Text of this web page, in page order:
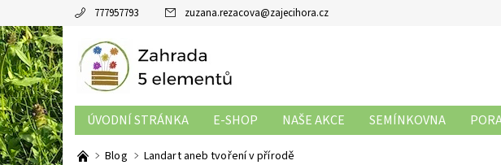
777957793 zuzana.rezacova@zajecihora.cz
ÚVODNÍ STRÁNKA E-SHOP NAŠE AKCE SEMÍNKOVNA
OBCHODNÍ PODMÍNKY
Blog Landart aneb tvoření v přírodě